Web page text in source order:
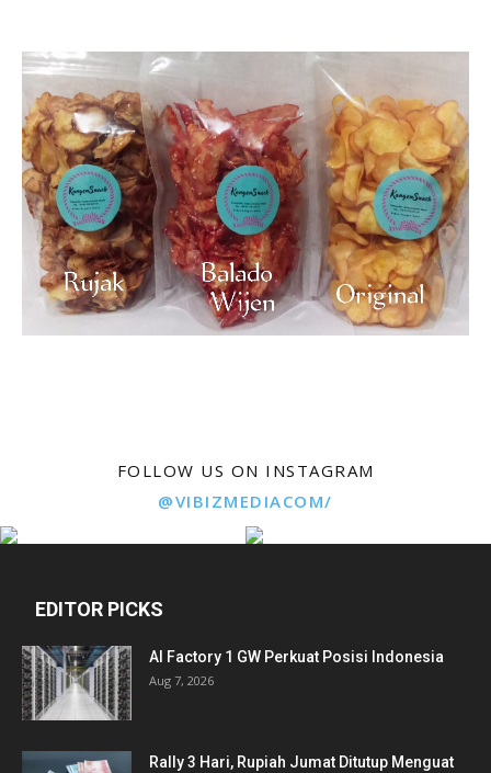
FOLLOW US ON INSTAGRAM
@VIBIZMEDIACOM/
EDITOR PICKS
AI Factory 1 GW Perkuat Posisi Indonesia
Aug 7, 2026
Rally 3 Hari, Rupiah Jumat Ditutup Menguat